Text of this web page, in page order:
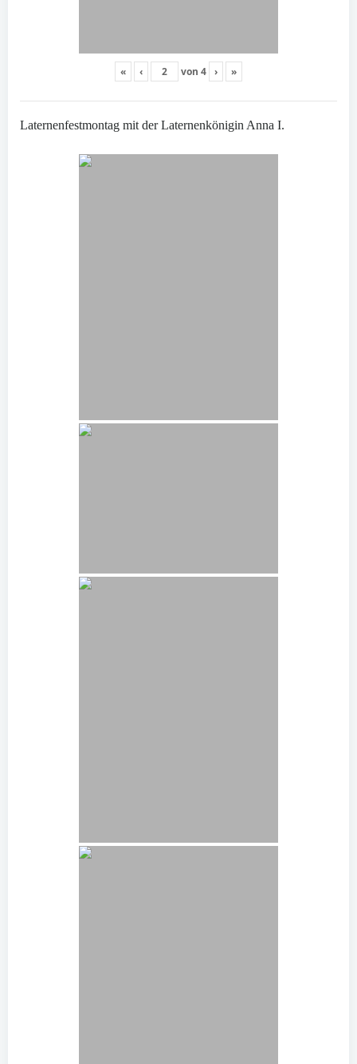
« ‹ von 4 › »
Laternenfestmontag mit der Laternenkönigin Anna I.